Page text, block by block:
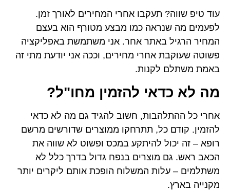
אחרי המחירים לאורך זמן.
כמו מבצע מטורף הוא בעצם
אחר. אני משתמשת באפליקציה
מחירים, וככה אני יודעת מתי זה
להזמין מחו"ל?
חשוב להגיד גם מה לא כדאי
תתרחקו ממוצרים שדורשים מרשם
להיתקע במכס ופשוט לא שווה את
בנפח גדול בדרך כלל לא
המשלוח הופכת אותם ליקרים יותר